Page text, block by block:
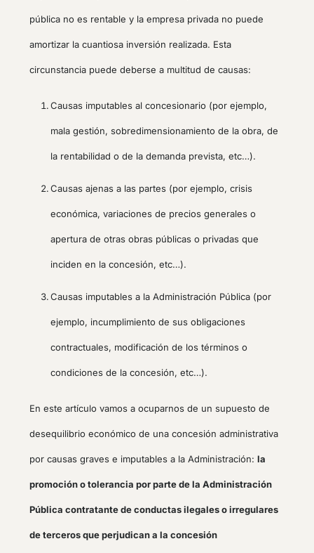
pública no es rentable y la empresa privada no puede
amortizar la cuantiosa inversión realizada. Esta
circunstancia puede deberse a multitud de causas:
Causas imputables al concesionario (por ejemplo,
mala gestión, sobredimensionamiento de la obra, de
la rentabilidad o de la demanda prevista, etc…).
Causas ajenas a las partes (por ejemplo, crisis
económica, variaciones de precios generales o
apertura de otras obras públicas o privadas que
inciden en la concesión, etc…).
Causas imputables a la Administración Pública (por
ejemplo, incumplimiento de sus obligaciones
contractuales, modificación de los términos o
condiciones de la concesión, etc…).
En este artículo vamos a ocuparnos de un supuesto de
desequilibrio económico de una concesión administrativa
por causas graves e imputables a la Administración: la
promoción o tolerancia por parte de la Administración
Pública contratante de conductas ilegales o irregulares
de terceros que perjudican a la concesión